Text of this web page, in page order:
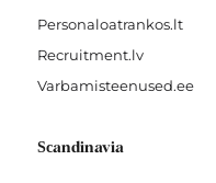
Personaloatrankos.lt
Recruitment.lv
Varbamisteenused.ee
Scandinavia